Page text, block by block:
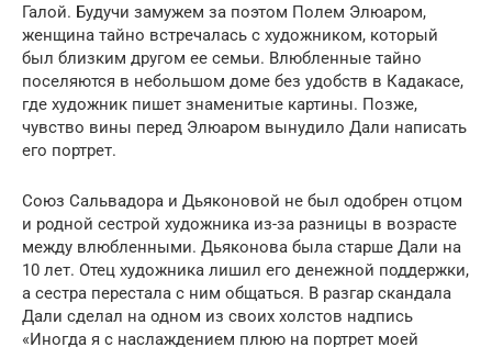
Галой. Будучи замужем за поэтом Полем Элюаром,
женщина тайно встречалась с художником, который
был близким другом ее семьи. Влюбленные тайно
поселяются в небольшом доме без удобств в Кадакасе,
где художник пишет знаменитые картины. Позже,
чувство вины перед Элюаром вынудило Дали написать
его портрет.
Союз Сальвадора и Дьяконовой не был одобрен отцом
и родной сестрой художника из-за разницы в возрасте
между влюбленными. Дьяконова была старше Дали на
10 лет. Отец художника лишил его денежной поддержки,
а сестра перестала с ним общаться. В разгар скандала
Дали сделал на одном из своих холстов надпись
«Иногда я с наслаждением плюю на портрет моей